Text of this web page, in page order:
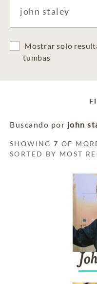
Mostrar solo
tumbas
Buscando por john
SHOWING7 OF
SORTED BY MOST